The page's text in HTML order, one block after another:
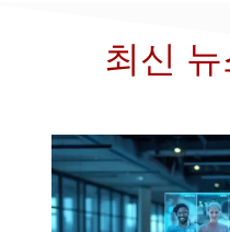
최신